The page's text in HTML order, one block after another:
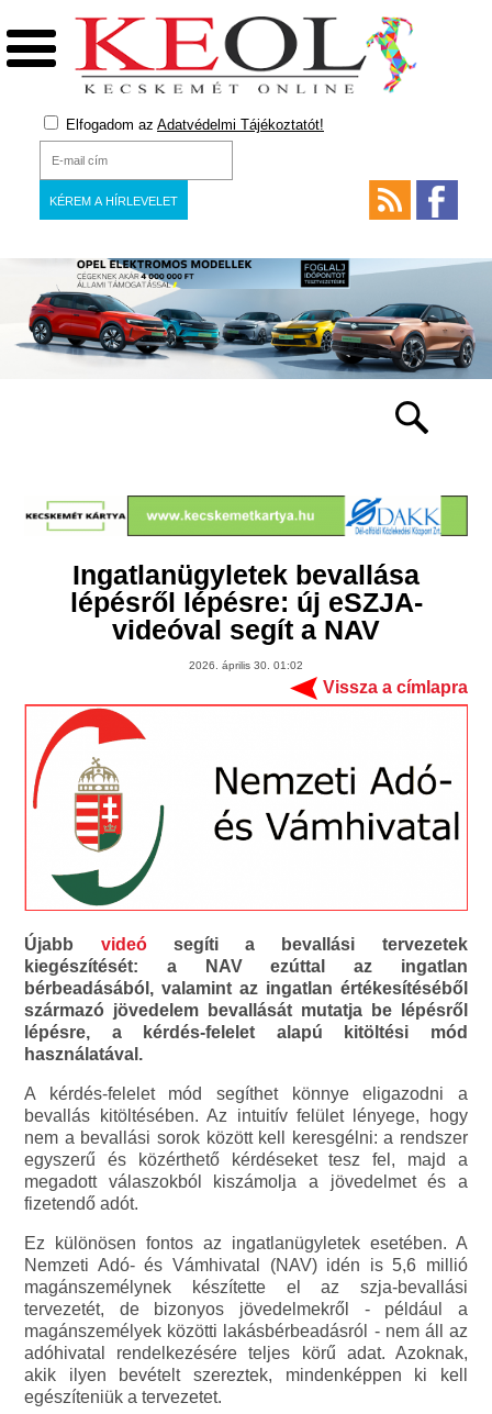
Elfogadom az Adatvédelmi Tájékoztatót!
Ingatlanügyletek bevallása
lépésről lépésre: új eSZJA-
videóval segít a NAV
2026. április 30. 01:02
Vissza a címlapra
Újabb videó segíti a bevallási tervezetek
kiegészítését: a NAV ezúttal az ingatlan
bérbeadásából, valamint az ingatlan értékesítéséből
származó jövedelem bevallását mutatja be lépésről
lépésre, a kérdés-felelet alapú kitöltési mód
használatával.
A kérdés-felelet mód segíthet könnye eligazodni a
bevallás kitöltésében. Az intuitív felület lényege, hogy
nem a bevallási sorok között kell keresgélni: a rendszer
egyszerű és közérthető kérdéseket tesz fel, majd a
megadott válaszokból kiszámolja a jövedelmet és a
fizetendő adót.
Ez különösen fontos az ingatlanügyletek esetében. A
Nemzeti Adó- és Vámhivatal (NAV) idén is 5,6 millió
magánszemélynek készítette el az szja-bevallási
tervezetét, de bizonyos jövedelmekről - például a
magánszemélyek közötti lakásbérbeadásról - nem áll az
adóhivatal rendelkezésére teljes körű adat. Azoknak,
akik ilyen bevételt szereztek, mindenképpen ki kell
egészíteniük a tervezetet.